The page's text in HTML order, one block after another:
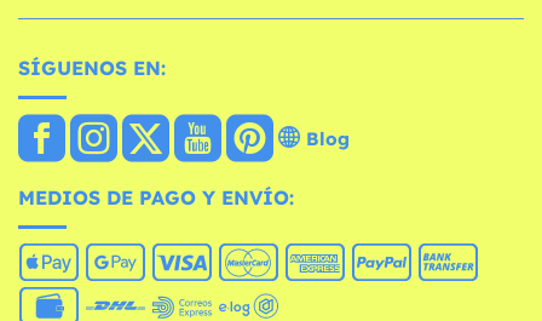
SÍGUENOS EN:
Blog
MEDIOS DE PAGO Y ENVÍO: